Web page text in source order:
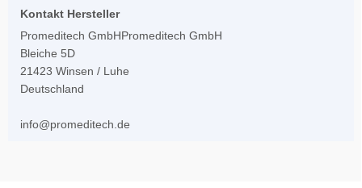
Kontakt Hersteller
Promeditech GmbHPromeditech GmbH
Bleiche 5D
21423 Winsen / Luhe
Deutschland
info@promeditech.de